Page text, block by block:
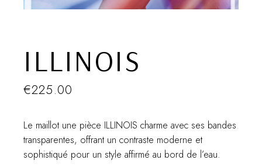
ILLINOIS
€225.00
Le maillot une pièce ILLINOIS charme avec ses bandes
transparentes, offrant un contraste moderne et
sophistiqué pour un style affirmé au bord de l’eau.